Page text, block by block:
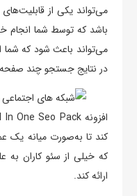
می‌تواند یکی از
باشد که توسط شما انجام
می‌تواند باعث شود که شما
در نتایج جستجو چند
کند تا به‌صورت میانه یک
که خیلی از سئو کاران به
ارائه کند.